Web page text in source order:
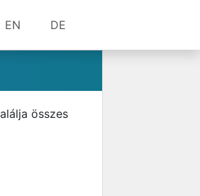
EN DE
összes